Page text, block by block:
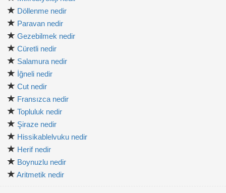
Döllenme nedir
Paravan nedir
Gezebilmek nedir
Cüretli nedir
Salamura nedir
İğneli nedir
Cut nedir
Fransızca nedir
Topluluk nedir
Şiraze nedir
Hissikablelvuku nedir
Herif nedir
Boynuzlu nedir
Aritmetik nedir